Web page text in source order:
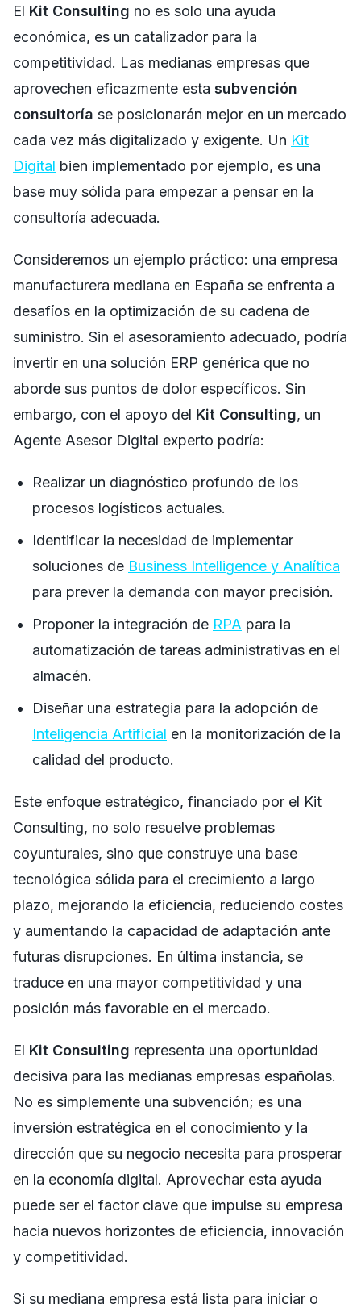
El Kit Consulting no es solo una ayuda
económica, es un catalizador para la
competitividad. Las medianas empresas que
aprovechen eficazmente esta subvención
consultoría se posicionarán mejor en un mercado
cada vez más digitalizado y exigente. Un Kit
Digital bien implementado por ejemplo, es una
base muy sólida para empezar a pensar en la
consultoría adecuada.
Consideremos un ejemplo práctico: una empresa
manufacturera mediana en España se enfrenta a
desafíos en la optimización de su cadena de
suministro. Sin el asesoramiento adecuado, podría
invertir en una solución ERP genérica que no
aborde sus puntos de dolor específicos. Sin
embargo, con el apoyo del Kit Consulting, un
Agente Asesor Digital experto podría:
Realizar un diagnóstico profundo de los
procesos logísticos actuales.
Identificar la necesidad de implementar
soluciones de Business Intelligence y Analítica
para prever la demanda con mayor precisión.
Proponer la integración de RPA para la
automatización de tareas administrativas en el
almacén.
Diseñar una estrategia para la adopción de
Inteligencia Artificial en la monitorización de la
calidad del producto.
Este enfoque estratégico, financiado por el Kit
Consulting, no solo resuelve problemas
coyunturales, sino que construye una base
tecnológica sólida para el crecimiento a largo
plazo, mejorando la eficiencia, reduciendo costes
y aumentando la capacidad de adaptación ante
futuras disrupciones. En última instancia, se
traduce en una mayor competitividad y una
posición más favorable en el mercado.
El Kit Consulting representa una oportunidad
decisiva para las medianas empresas españolas.
No es simplemente una subvención; es una
inversión estratégica en el conocimiento y la
dirección que su negocio necesita para prosperar
en la economía digital. Aprovechar esta ayuda
puede ser el factor clave que impulse su empresa
hacia nuevos horizontes de eficiencia, innovación
y competitividad.
Si su mediana empresa está lista para iniciar o